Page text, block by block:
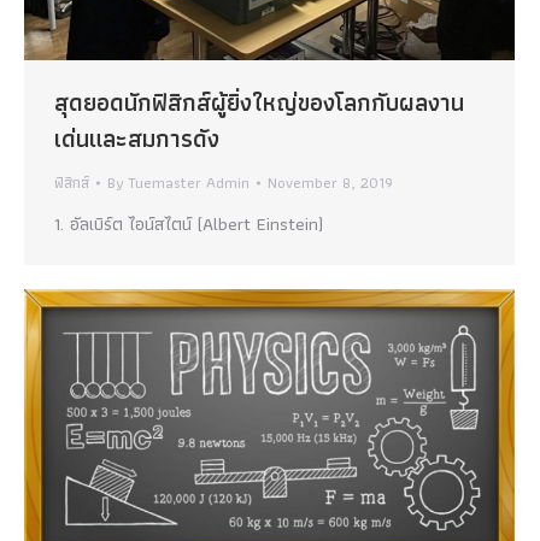
สุดยอดนักฟิสิกส์ผู้ยิ่งใหญ่ของโลกกับผลงาน
เด่นและสมการดัง
ฟิสิกส์ ByTuemaster Admin November 8, 2019
1. อัลเบิร์ต ไอน์สไตน์ (Albert Einstein)